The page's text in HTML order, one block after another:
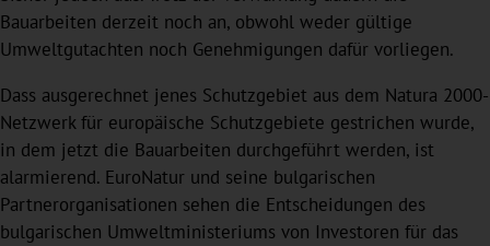
Bauarbeiten derzeit noch an, obwohl weder gültige
Umweltgutachten noch Genehmigungen dafür vorliegen.
Dass ausgerechnet jenes Schutzgebiet aus dem Natura 2000-
Netzwerk für europäische Schutzgebiete gestrichen wurde,
in dem jetzt die Bauarbeiten durchgeführt werden, ist
alarmierend. EuroNatur und seine bulgarischen
Partnerorganisationen sehen die Entscheidungen des
bulgarischen Umweltministeriums von Investoren für das